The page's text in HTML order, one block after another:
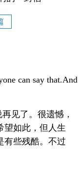
can say
见了。很遗憾，
望如此，但人生
有些残酷。不过